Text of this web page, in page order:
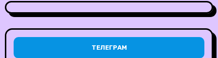
ТЕЛЕГРАМ